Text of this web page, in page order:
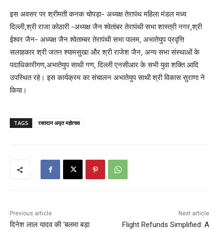
इस अवसर पर श्रीमती कनक चोपड़ा- अध्यक्ष तेरापंथ महिला मंडल मध्य
दिल्ली,श्री राजा कोठारी -अध्यक्ष जैन श्वेतांबर तेरापंथी सभा शास्त्री नगर,श्री
ईश्वर जैन- अध्यक्ष जैन श्वेताम्बर तेरापंथी सभा पालम, अभातेयुप प्रवृत्ति
सलाहकार श्री जतन श्यामसुखा और श्री राजेश जैन, अन्य सभा संस्थाओं के
पदाधिकारीगण,अभातेयुप साथी गण, दिल्ली एनसीआर के सभी युवा शक्ति आदि
उपस्थित रहे। इस कार्यक्रम का संचालन अभातेयुप साथी श्री विकास सुराणा ने
किया।
TAGS रक्तदान अमृत महोत्सव
Previous article
दिनेश लाल यादव की ‘बलमा बड़ा
Next article
Flight Refunds Simplified: A